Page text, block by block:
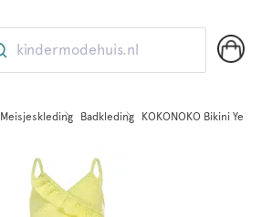
kindermodehuis.nl
Meisjeskleding Badkleding KOKONOKO Bikini Yellow